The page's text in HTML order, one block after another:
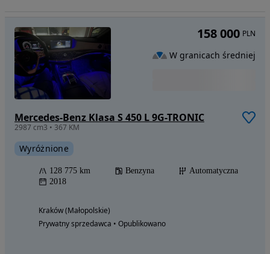
Mercedes-Benz Klasa S 450 L 9G-TRONIC
2987 cm3 • 367 KM
Wyróżnione
128 775 km Benzyna
Automatyczna
2018
Kraków (Małopolskie)
Prywatny sprzedawca • Opublikowano
158 000 PLN
W granicach średniej